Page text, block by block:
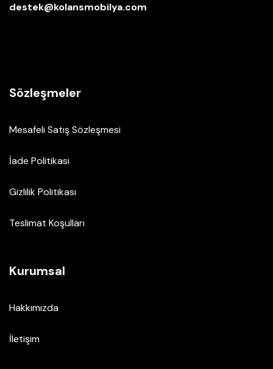
destek@kolansmobilya.com
Sözleşmeler
Mesafeli Satış Sözleşmesi
İade Politikası
Gizlilik Politikası
Teslimat Koşulları
Kurumsal
Hakkımızda
İletişim